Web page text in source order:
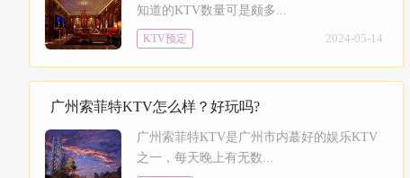
知道的KTV数量可是颇多...
KTV预定 2024-05-14
广州索菲特KTV怎么样？好玩吗?
广州索菲特KTV是广州市内蕞好的娱乐KTV
之一，每天晚上有无数...